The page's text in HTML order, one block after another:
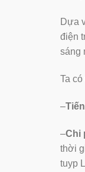
Dựa
điện
sáng
Ta
–
–Chi
thời
tuyp